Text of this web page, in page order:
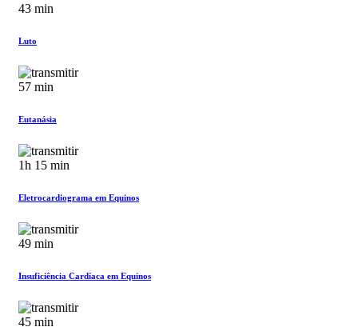
43 min
Luto
57 min
Eutanásia
1h 15 min
Eletrocardiograma em Equinos
49 min
Insuficiência Cardíaca em Equinos
45 min